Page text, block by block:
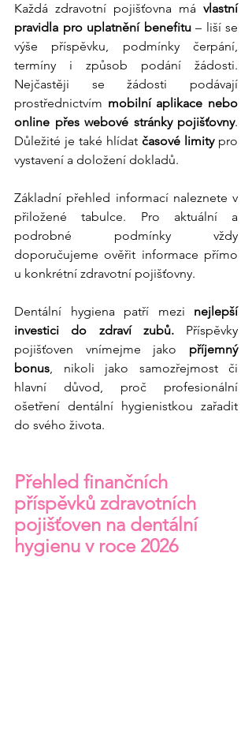
Každá zdravotní pojišťovna má vlastní
pravidla pro uplatnění benefitu – liší se
výše příspěvku, podmínky čerpání,
termíny i způsob podání žádosti.
Nejčastěji se žádosti podávají
prostřednictvím mobilní aplikace nebo
online přes webové stránky pojišťovny.
Důležité je také hlídat časové limity pro
vystavení a doložení dokladů.
Základní přehled informací naleznete v
přiložené tabulce. Pro aktuální a
podrobné podmínky vždy
doporučujeme ověřit informace přímo
u konkrétní zdravotní pojišťovny.
Dentální hygiena patří mezi nejlepší
investici do zdraví zubů. Příspěvky
pojišťoven vnímejme jako příjemný
bonus, nikoli jako samozřejmost či
hlavní důvod, proč profesionální
ošetření dentální hygienistkou zařadit
do svého života.
Přehled finančních
příspěvků zdravotních
pojišťoven na dentální
hygienu v roce 2026